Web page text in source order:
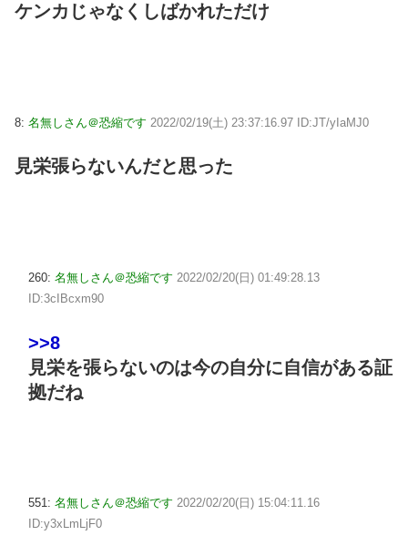
ケンカじゃなくしばかれただけ
8: 名無しさん＠恐縮です 2022/02/19(土) 23:37:16.97 ID:JT/yIaMJ0
見栄張らないんだと思った
260: 名無しさん＠恐縮です 2022/02/20(日) 01:49:28.13
ID:3cIBcxm90
>>8
見栄を張らないのは今の自分に自信がある証
拠だね
551: 名無しさん＠恐縮です 2022/02/20(日) 15:04:11.16
ID:y3xLmLjF0